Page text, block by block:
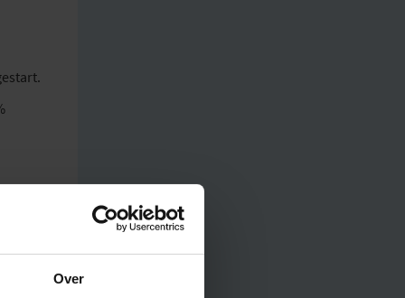
Over